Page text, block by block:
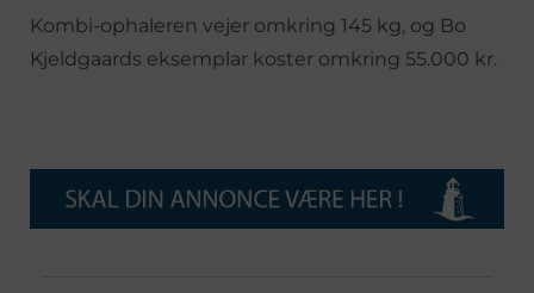
Kombi-ophaleren vejer omkring 145 kg, og Bo
Kjeldgaards eksemplar koster omkring 55.000 kr.